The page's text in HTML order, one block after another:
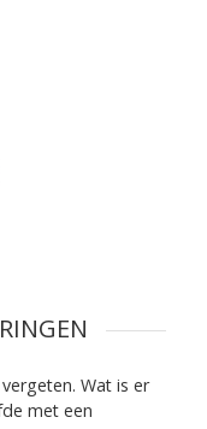
Wat is er
met een